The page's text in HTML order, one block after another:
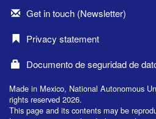
Get in touch (Newsletter)
Privacy statement
Documento de seguridad de
Made in Mexico, National Autonomous
rights reserved 2026.
This page and its contents may be